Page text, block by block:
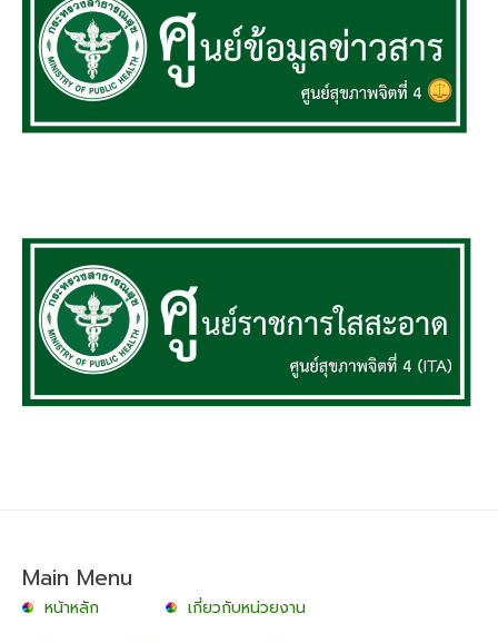
Main Menu
หน้าหลัก เกี่ยวกับหน่วยงาน